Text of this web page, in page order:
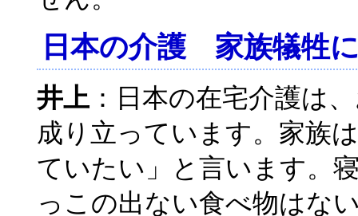
日本の介護 家族犠牲
井上 ：日本の在宅介護は
成り立っています。家族
ていたい」と言います。
っこの出ない食べ物はな